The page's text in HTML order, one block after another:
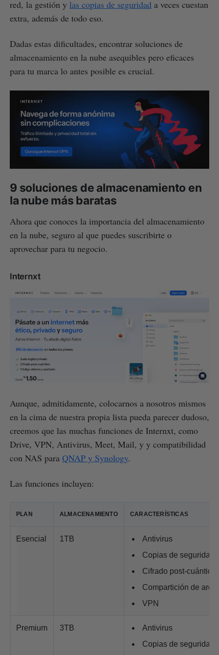
red, la gestión y las copias de seguridad a veces cuestan
extra, además de todo eso.
Dadas estas dificultades, encontrar soluciones de
almacenamiento en la nube asequibles pero eficaces
para tu marca lo antes posible es crucial.
9 soluciones de almacenamiento en
la nube más baratas
Ahora que conoces la importancia del almacenamiento
en la nube, seguro al que puedes suscribirte o
aprovechar para tu negocio.
Internxt
Aunque, admitidamente, colocarnos a nosotros mismos
en la cima de nuestra propia lista pueda parecer dudoso,
creemos que las muchas funciones de Internxt, como
Drive, VPN, Antivirus, Meet, Mail, y y compatibilidad
con NAS para QNAP y Synology.
Las funciones incluyen:
PLAN ALMACENAMIENTO CARACTERÍSTICAS
Esencial 1TB
Antivirus
Copias de seguridad
Cifrado post-cuántico
Compartición de
VPN
Premium 3TB
Antivirus
Copias de seguridad